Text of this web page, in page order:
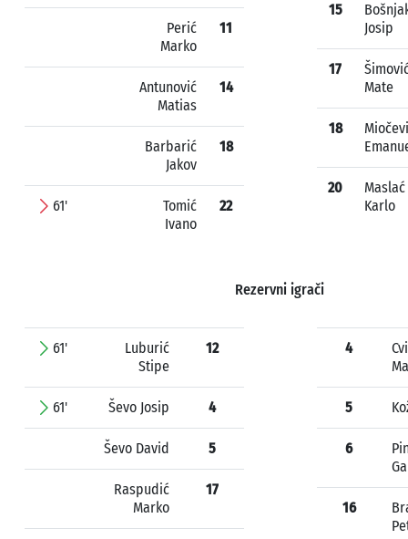
Perić
Marko
11
Antunović
Matias
14
Barbarić
Jakov
18
61'
Tomić
Ivano
22
15
Josip
17
Mate
18
20
Maslać
Karlo
Rezervni igrači
61'
Luburić
Stipe
12
61' Ševo Josip 4
Ševo David 5
Raspudić
Marko
17
4
5
6
16